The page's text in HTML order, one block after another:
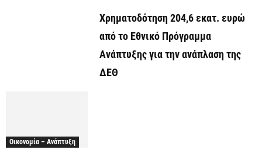
Χρηματοδότηση 204,6 εκατ. ευρώ
από το Εθνικό Πρόγραμμα
Ανάπτυξης για την ανάπλαση της
ΔΕΘ
Οικονομία – Ανάπτυξη